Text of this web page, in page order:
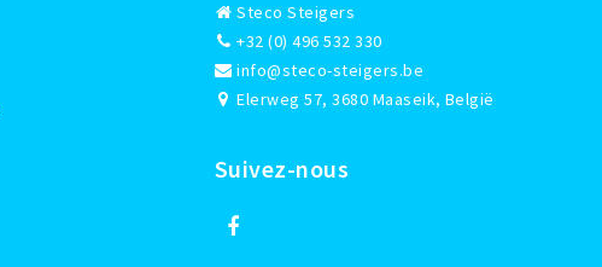
Steco Steigers
+32 (0) 496 532 330
info@steco-steigers.be
Elerweg 57, 3680 Maaseik, België
Suivez-nous